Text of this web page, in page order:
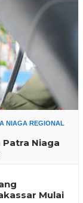
NIAGA REGIONAL
Patra Niaga
Mulai